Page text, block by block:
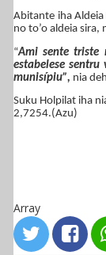
Abitante iha Aldeia
no to’o aldeia sira,
“Ami sente triste
estabelese
munisípiu”, nia
Suku Holpilat iha
2,7254.(Azu)
Array